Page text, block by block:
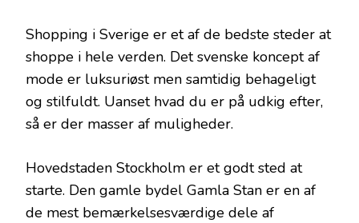
Shopping i Sverige er et af de bedste steder at
shoppe i hele verden. Det svenske koncept af
mode er luksuriøst men samtidig behageligt
og stilfuldt. Uanset hvad du er på udkig efter,
så er der masser af muligheder.
Hovedstaden Stockholm er et godt sted at
starte. Den gamle bydel Gamla Stan er en af
de mest bemærkelsesværdige dele af